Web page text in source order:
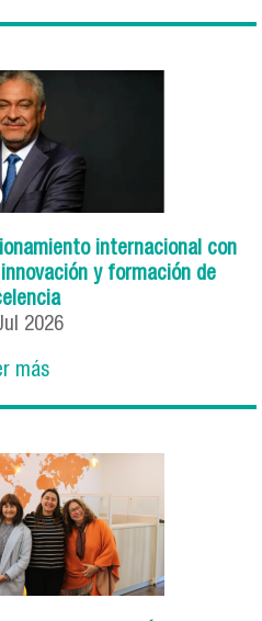
internacional con
y formación de
2026
más